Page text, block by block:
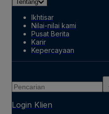
Tentang
Ikhtisar
Nilai-nilai kami
Pusat Berita
Karir
Kepercayaan
Pencarian
Login Klien